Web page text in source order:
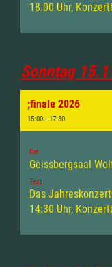
18.00 Uhr,
Sonntag
;finale 2026
15:00 - 17:30
Ort
Geissbergsaal
Text
Das
14:30 Uhr,